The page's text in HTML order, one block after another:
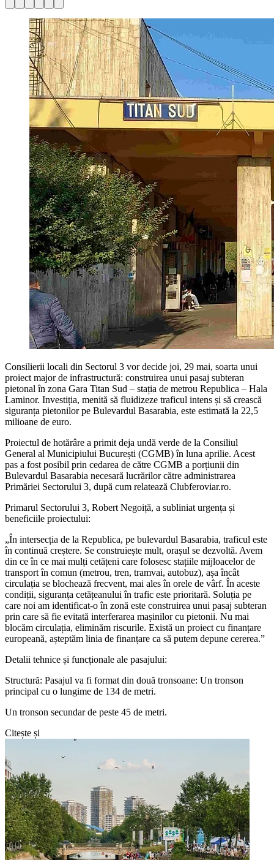
Consilierii locali din Sectorul 3 vor decide joi, 29 mai, soarta unui
proiect major de infrastructură: construirea unui pasaj subteran
pietonal în zona Gara Titan Sud – stația de metrou Republica – Hala
Laminor. Investiția, menită să fluidizeze traficul intens și să crească
siguranța pietonilor pe Bulevardul Basarabia, este estimată la 22,5
milioane de euro.
Proiectul de hotărâre a primit deja undă verde de la Consiliul
General al Municipiului București (CGMB) în luna aprilie. Acest
pas a fost posibil prin cedarea de către CGMB a porțiunii din
Bulevardul Basarabia necesară lucrărilor către administrarea
Primăriei Sectorului 3, după cum relatează Clubferoviar.ro.
Primarul Sectorului 3, Robert Negoiță, a subliniat urgența și
beneficiile proiectului:
„În intersecția de la Republica, pe bulevardul Basarabia, traficul este
în continuă creștere. Se construiește mult, orașul se dezvoltă. Avem
din ce în ce mai mulți cetățeni care folosesc stațiile mijloacelor de
transport în comun (metrou, tren, tramvai, autobuz), așa încât
circulația se blochează frecvent, mai ales în orele de vârf. În aceste
condiții, siguranța cetățeanului în trafic este prioritară. Soluția pe
care noi am identificat-o în zonă este construirea unui pasaj subteran
prin care să fie evitată interferarea mașinilor cu pietonii. Nu mai
blocăm circulația, eliminăm riscurile. Există un proiect cu finanțare
europeană, așteptăm linia de finanțare ca să putem depune cererea.”
Detalii tehnice și funcționale ale pasajului:
Structură: Pasajul va fi format din două tronsoane: Un tronson
principal cu o lungime de 134 de metri.
Un tronson secundar de peste 45 de metri.
Citește și